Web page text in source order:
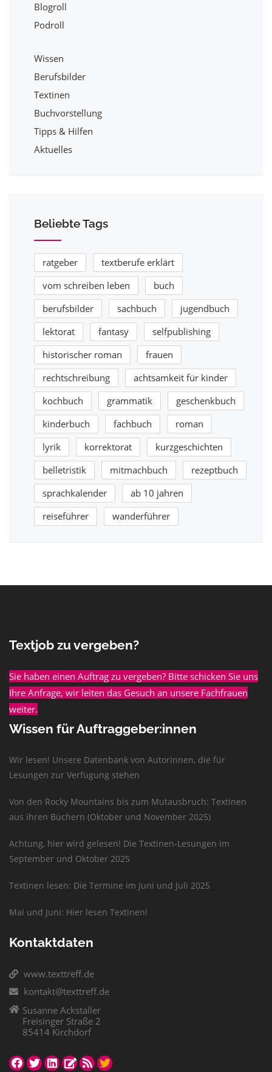
Blogroll
Podroll
Wissen
Berufsbilder
Textinen
Buchvorstellung
Tipps & Hilfen
Aktuelles
Beliebte Tags
ratgeber
textberufe erklärt
vom schreiben leben
buch
berufsbilder
sachbuch
jugendbuch
lektorat
fantasy
selfpublishing
historischer roman
frauen
rechtschreibung
achtsamkeit für kinder
kochbuch
grammatik
geschenkbuch
kinderbuch
fachbuch
roman
lyrik
korrektorat
kurzgeschichten
belletristik
mitmachbuch
rezeptbuch
sprachkalender
ab 10 jahren
reiseführer
wanderführer
Textjob zu vergeben?
Sie haben einen Auftrag zu vergeben? Bitte schicken Sie uns
Ihre Anfrage, wir leiten das Gesuch an unsere Fachfrauen
weiter.
Wissen für Auftraggeber:innen
Wir lesen! Unsere Datenbank von Autorinnen, die für
Lesungen zur Verfügung stehen
Von den Rocky Mountains bis zum Mutausbruch: Textinen
aus ihren Büchern (Oktober und November 2025)
Achtung, hier wird gelesen! Die Textinen-Lesungen im
September und Oktober 2025
Textinen lesen: Die Termine im Juni und Juli 2025
Mai und Juni: Hier lesen Textinen!
Kontaktdaten
www.texttreff.de
kontakt@texttreff.de
Susanne Ackstaller
Freisinger Straße 2
85414 Kirchdorf